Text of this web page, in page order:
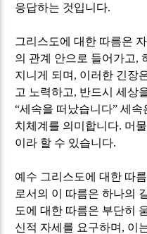
응답하는 것입니다.
그리스도에 대한 따름은
의 관계 안으로 들어가고,
지니게 되며 , 이러한 긴장
고 노력하고, 반드시 세상
“세속을 떠났습니다”세속
치체계를 의미합니다. 머
이라 할 수 있습니다.
예수 그리스도에 대한 따
로서의 이 따름은 하나의
도에 대한 따름은 부단히
신적 자세를 요구하며 , 이